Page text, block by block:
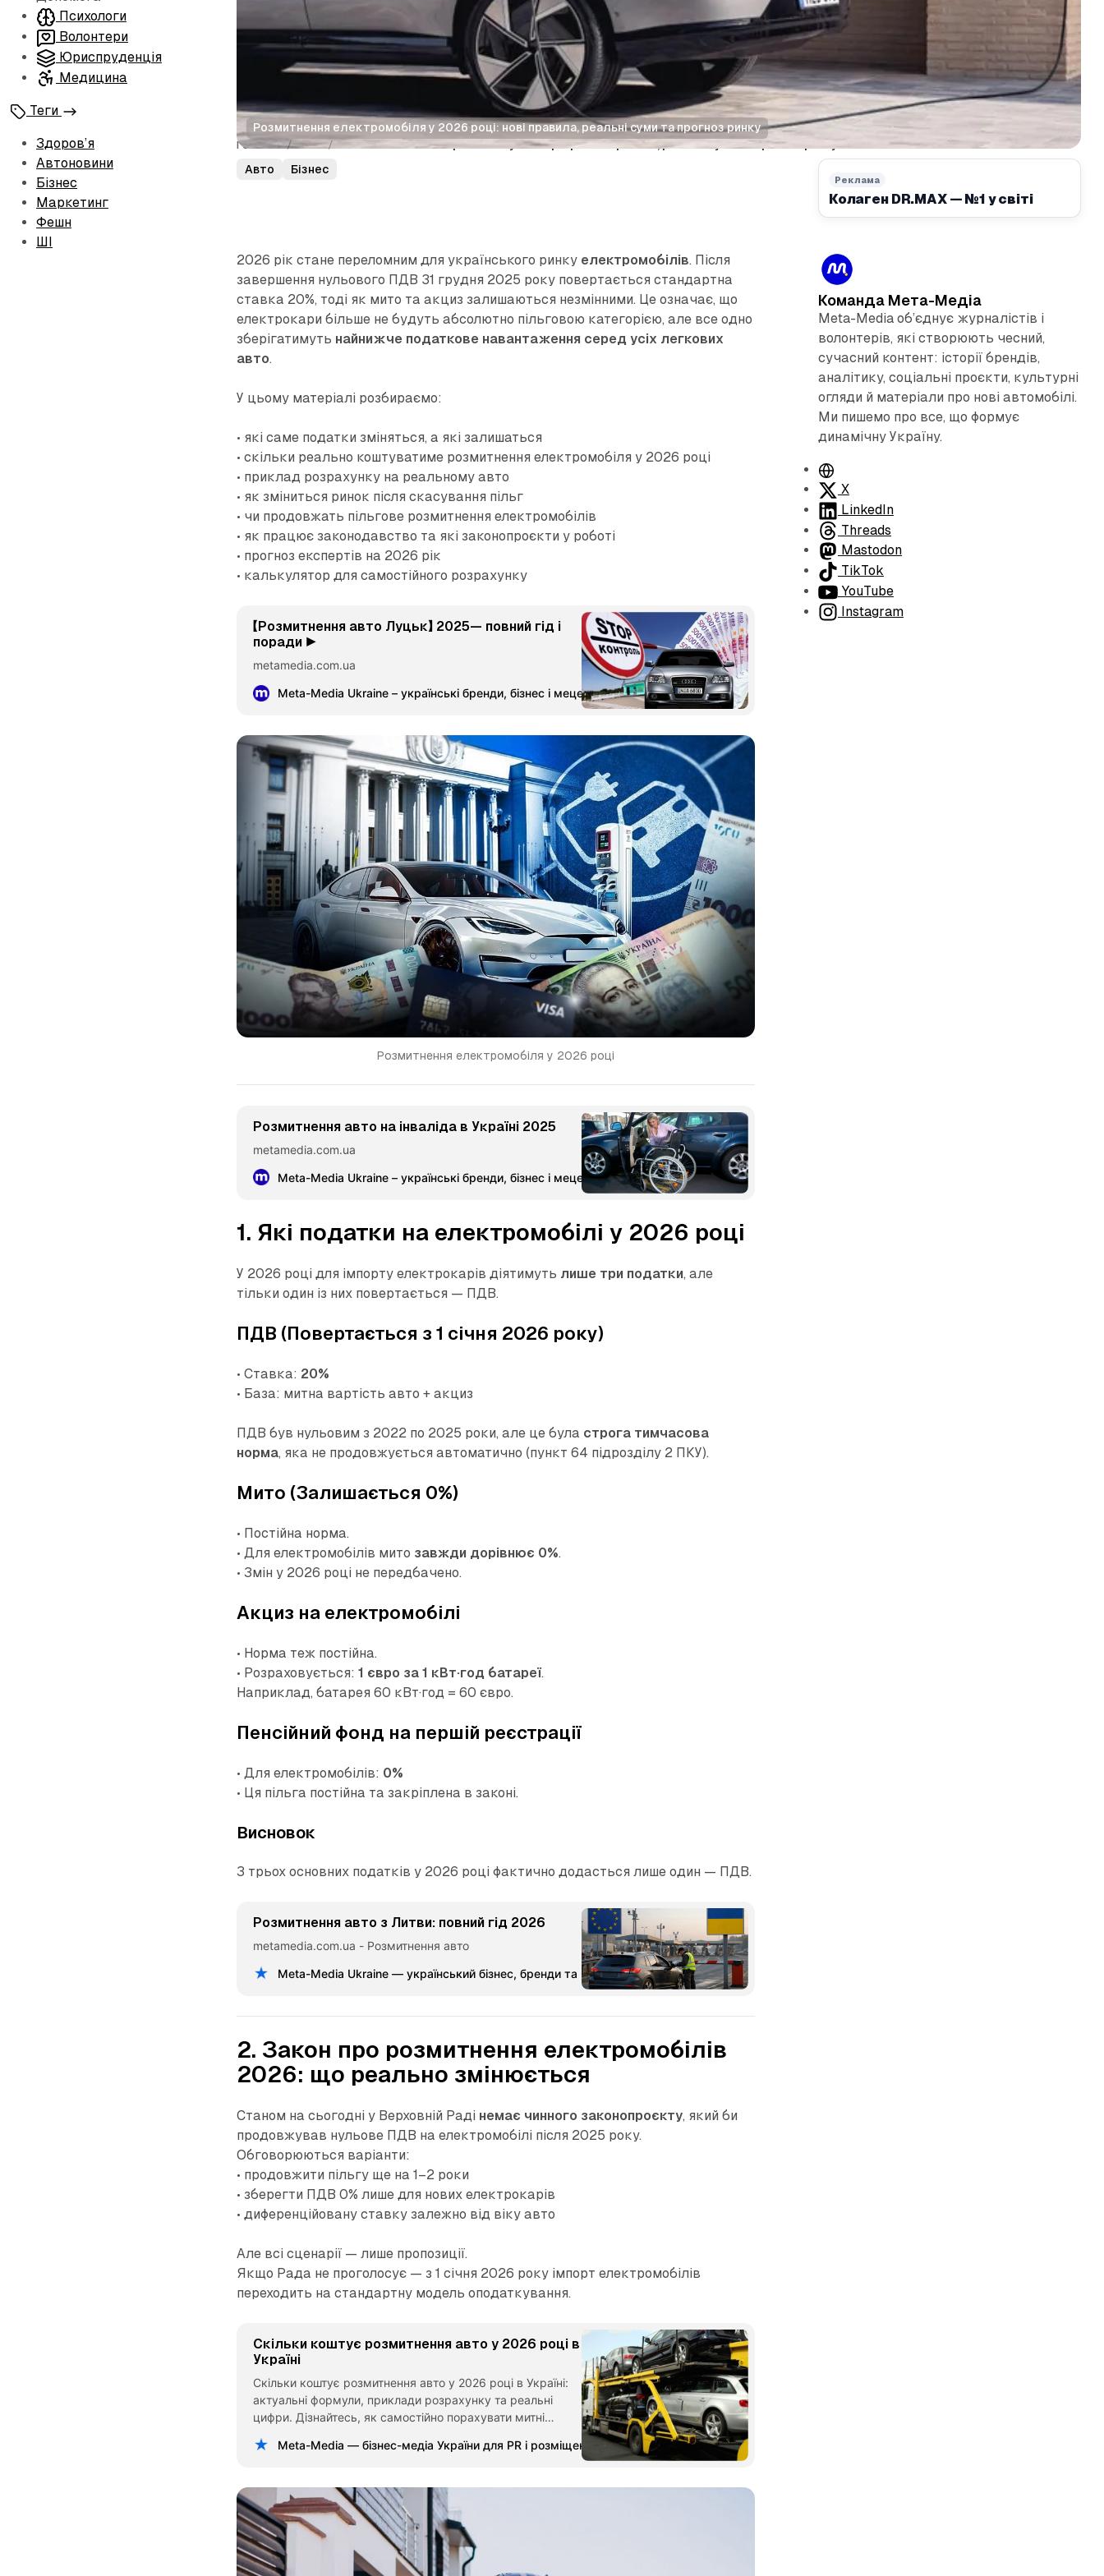
Психологи
Волонтери
Юриспруденція
Медицина
Теги
Здоров’я
Автоновини
Бізнес
Маркетинг
Фешн
ШІ
Розмитнення електромобіля у 2026 році: нові правила, реальні суми та прогноз ринку
Головна / Авто / Розмитнення електромобіля у 2026 році: нові правила, реальні суми та прогноз ринку
Реклама
Колаген DR.MAX — №1 у світі
Авто Бізнес
2026 рік стане переломним для українського ринку електромобілів. Після
завершення нульового ПДВ 31 грудня 2025 року повертається стандартна
ставка 20%, тоді як мито та акциз залишаються незмінними. Це означає, що
електрокари більше не будуть абсолютно пільговою категорією, але все одно
зберігатимуть найнижче податкове навантаження серед усіх легкових
авто.
У цьому матеріалі розбираємо:
• які саме податки зміняться, а які залишаться
• скільки реально коштуватиме розмитнення електромобіля у 2026 році
• приклад розрахунку на реальному авто
• як зміниться ринок після скасування пільг
• чи продовжать пільгове розмитнення електромобілів
• як працює законодавство та які законопроєкти у роботі
• прогноз експертів на 2026 рік
• калькулятор для самостійного розрахунку
【Розмитнення авто Луцьк】 2025— повний гід і
поради ▶️
metamedia.com.ua
Meta-Media Ukraine – українські бренди, бізнес і меценатство
Команда Мета-Медіа
Розмитнення електромобіля у 2026 році
Розмитнення авто на інваліда в Україні 2025
metamedia.com.ua
Meta-Media Ukraine – українські бренди, бізнес і меценатство
Команда Мета-Медіа
1. Які податки на електромобілі у 2026 році
У 2026 році для імпорту електрокарів діятимуть лише три податки, але
тільки один із них повертається — ПДВ.
ПДВ (Повертається з 1 січня 2026 року)
• Ставка: 20%
• База: митна вартість авто + акциз
ПДВ був нульовим з 2022 по 2025 роки, але це була строга тимчасова
норма, яка не продовжується автоматично (пункт 64 підрозділу 2 ПКУ).
Мито (Залишається 0%)
• Постійна норма.
• Для електромобілів мито завжди дорівнює 0%.
• Змін у 2026 році не передбачено.
Акциз на електромобілі
• Норма теж постійна.
• Розраховується:1 євро за 1 кВт·год батареї.
Наприклад, батарея 60 кВт·год = 60 євро.
Пенсійний фонд на першій реєстрації
• Для електромобілів: 0%
• Ця пільга постійна та закріплена в законі.
Висновок
З трьох основних податків у 2026 році фактично додасться лише один — ПДВ.
Розмитнення авто з Литви: повний гід 2026
metamedia.com.ua - Розмитнення авто
Meta-Media Ukraine — український бізнес, бренди та партнерства
Команда Мета-Медіа
2. Закон про розмитнення електромобілів
2026: що реально змінюється
Станом на сьогодні у Верховній Раді немає чинного законопроєкту, який би
продовжував нульове ПДВ на електромобілі після 2025 року.
Обговорюються варіанти:
• продовжити пільгу ще на 1–2 роки
• зберегти ПДВ 0% лише для нових електрокарів
• диференційовану ставку залежно від віку авто
Але всі сценарії — лише пропозиції.
Якщо Рада не проголосує — з 1 січня 2026 року імпорт електромобілів
переходить на стандартну модель оподаткування.
Скільки коштує розмитнення авто у 2026 році в
Україні
Скільки коштує розмитнення авто у 2026 році в Україні:
актуальні формули, приклади розрахунку та реальні
цифри. Дізнайтесь, як самостійно порахувати митні
уникнути зайвих витрат при імпорті авто.
Meta-Media — бізнес-медіа України для PR і розміщення статей Команда Мета-Медіа
Команда Мета-Медіа
Meta-Media об’єднує журналістів і
волонтерів, які створюють чесний,
сучасний контент: історії брендів,
аналітику, соціальні проєкти, культурні
огляди й матеріали про нові автомобілі.
Ми пишемо про все, що формує
динамічну Україну.
В
е
б
с
а
й
т
X
LinkedIn
Threads
Mastodon
TikTok
YouTube
Instagram